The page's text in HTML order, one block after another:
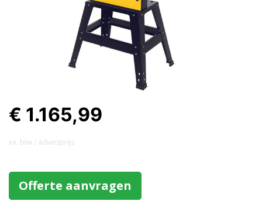
€ 1.165,99
ex. btw / adviesprijs
Offerte aanvragen